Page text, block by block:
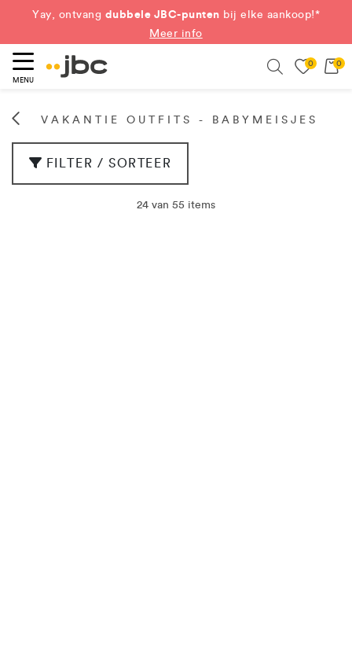
Yay, ontvang dubbele JBC-punten bij elke aankoop!*
Meer info
MENU
0 0
VAKANTIE OUTFITS - BABYMEISJES
FILTER / SORTEER
24 van 55 items